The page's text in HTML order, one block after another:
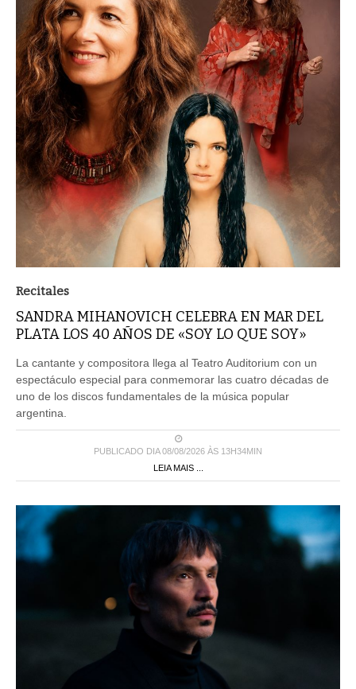
Recitales
SANDRA MIHANOVICH CELEBRA EN MAR DEL
PLATA LOS 40 AÑOS DE «SOY LO QUE SOY»
La cantante y compositora llega al Teatro Auditorium con un
espectáculo especial para conmemorar las cuatro décadas de
uno de los discos fundamentales de la música popular
argentina.
PUBLICADO DIA 08/08/2026 ÀS 13H34MIN
LEIA MAIS ...